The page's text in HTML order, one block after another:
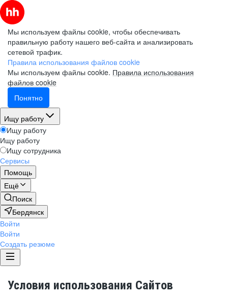
Мы используем файлы cookie, чтобы обеспечивать
правильную работу нашего веб-сайта и анализировать
сетевой трафик.
Правила использования файлов cookie
Мы используем файлы cookie. Правила использования
файлов cookie
Понятно
Ищу работу
Ищу работу
Ищу работу
Ищу сотрудника
Сервисы
Помощь
Ещё
Поиск
Бердянск
Войти
Войти
Создать резюме
Условия использования Сайтов